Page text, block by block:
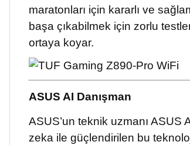
maratonları için kararlı ve
başa çıkabilmek için zorlu
ortaya koyar.
ASUS AI Danışman
ASUS’un teknik uzmanı
zeka ile güçlendirilen bu